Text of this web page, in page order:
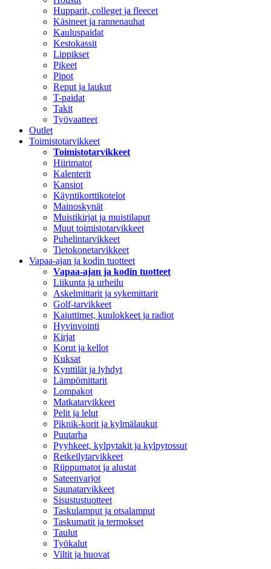
Hupparit, colleget ja fleecet
Käsineet ja rannenauhat
Kauluspaidat
Kestokassit
Lippikset
Pikeet
Pipot
Reput ja laukut
T-paidat
Takit
Työvaatteet
Outlet
Toimistotarvikkeet
Toimistotarvikkeet
Hiirimatot
Kalenterit
Kansiot
Käyntikorttikotelot
Mainoskynät
Muistikirjat ja muistilaput
Muut toimistotarvikkeet
Puhelintarvikkeet
Tietokonetarvikkeet
Vapaa-ajan ja kodin tuotteet
Vapaa-ajan ja kodin tuotteet
Liikunta ja urheilu
Askelmittarit ja sykemittarit
Golf-tarvikkeet
Kaiuttimet, kuulokkeet ja radiot
Hyvinvointi
Kirjat
Korut ja kellot
Kuksat
Kynttilät ja lyhdyt
Lämpömittarit
Lompakot
Matkatarvikkeet
Pelit ja lelut
Piknik-korit ja kylmälaukut
Puutarha
Pyyhkeet, kylpytakit ja kylpytossut
Retkeilytarvikkeet
Riippumatot ja alustat
Sateenvarjot
Saunatarvikkeet
Sisustustuotteet
Taskulamput ja otsalamput
Taskumatit ja termokset
Taulut
Työkalut
Viltit ja huovat